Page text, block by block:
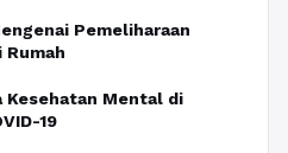
Pemeliharaan
Rumah
Kesehatan Mental di
19